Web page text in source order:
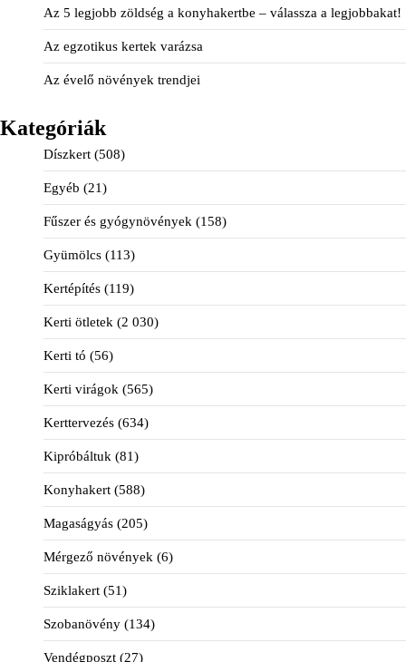
Az 5 legjobb zöldség a konyhakertbe – válassza a legjobbakat!
Az egzotikus kertek varázsa
Az évelő növények trendjei
Kategóriák
Díszkert (508)
Egyéb (21)
Fűszer és gyógynövények (158)
Gyümölcs (113)
Kertépítés (119)
Kerti ötletek (2 030)
Kerti tó (56)
Kerti virágok (565)
Kerttervezés (634)
Kipróbáltuk (81)
Konyhakert (588)
Magaságyás (205)
Mérgező növények (6)
Sziklakert (51)
Szobanövény (134)
Vendégposzt (27)